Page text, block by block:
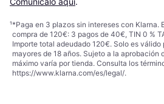
¹*Paga en 3 plazos sin intereses con Klarna.
compra de 120€: 3 pagos de 40€, TIN 0 %
Importe total adeudado 120€. Solo es válido
mayores de 18 años. Sujeto a la aprobación
máximo varía por tienda. Consulta los
https://www.klarna.com/es/legal/.